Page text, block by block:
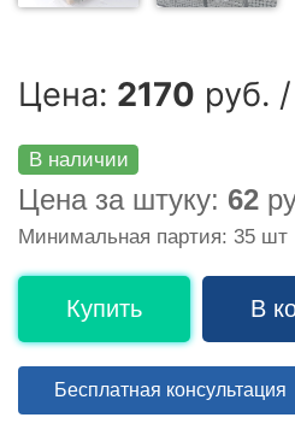
Цена: 2170 руб.
В наличии
Цена за штуку: 62
Минимальная партия: 35 шт
Купить В
Бесплатная консультация